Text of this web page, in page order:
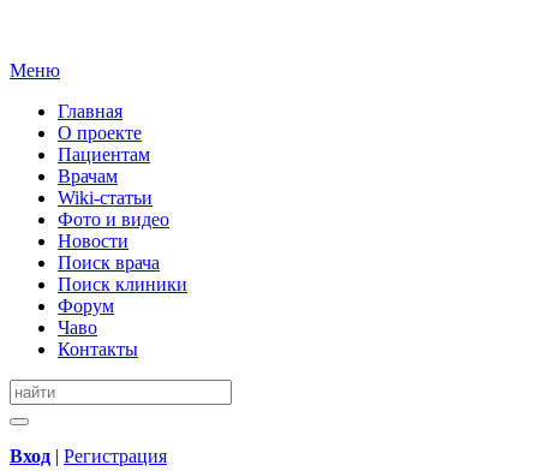
Меню
Главная
О проекте
Пациентам
Врачам
Wiki-статьи
Фото и видео
Новости
Поиск врача
Поиск клиники
Форум
Чаво
Контакты
Вход | Регистрация